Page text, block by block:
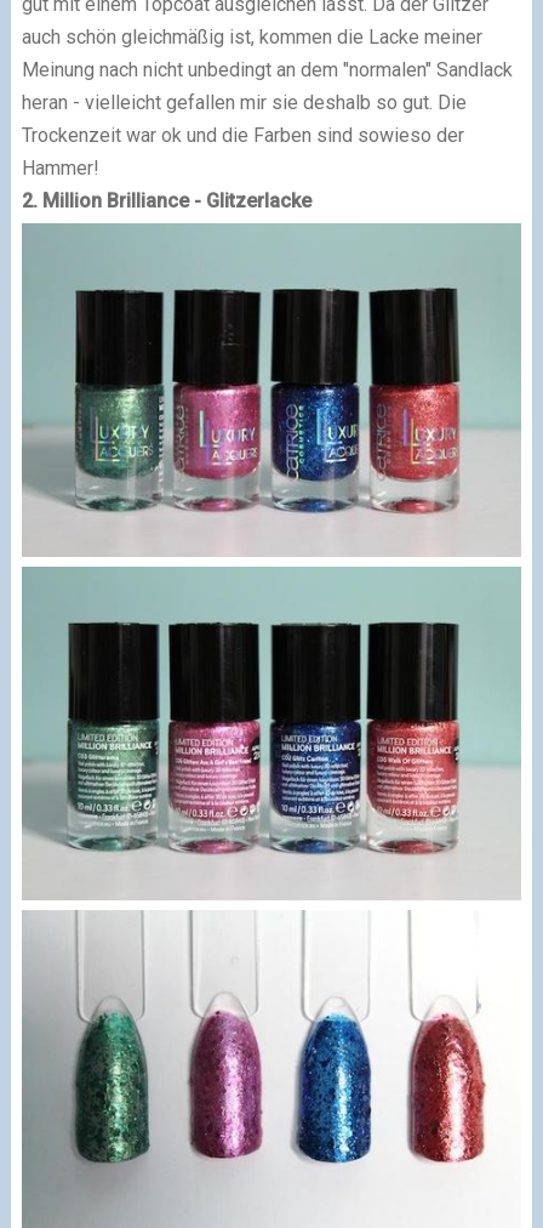
auch schön gleichmäßig ist, kommen die Lacke meiner
Meinung nach nicht unbedingt an dem "normalen" Sandlack
heran - vielleicht gefallen mir sie deshalb so gut. Die
Trockenzeit war ok und die Farben sind sowieso der
Hammer!
2. Million Brilliance - Glitzerlacke